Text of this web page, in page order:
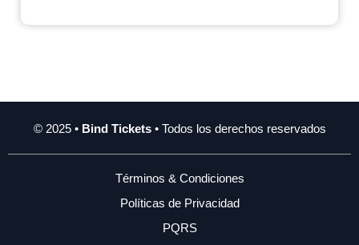
© 2025 • Bind Tickets• Todos los derechos reservados
Términos & Condiciones
Políticas de Privacidad
PQRS